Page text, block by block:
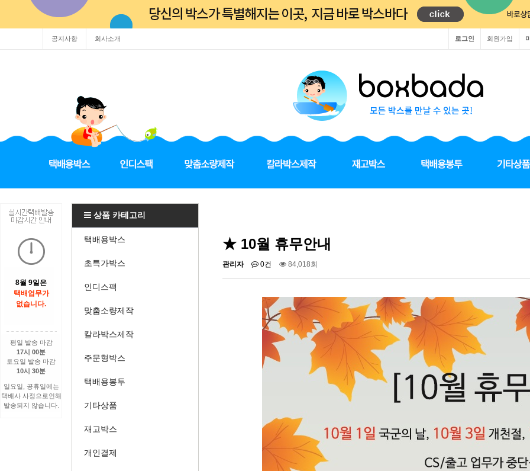
공지사항 회사소개 회원가입
로그인
8월 9일은
택배업무가
없습니다.
평일 발송 마감
17시 00분
토요일 발송 마감
10시 30분
일요일, 공휴일에는
택배사 사정으로인해
발송되지 않습니다.
상품 카테고리
택배용박스
초특가박스
인디스팩
맞춤소량제작
칼라박스제작
주문형박스
택배용봉투
기타상품
재고박스
개인결제
★ 10월 휴무안내
관리자 0건 84,018회